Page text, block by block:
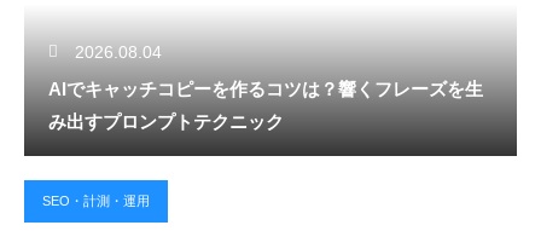
2026.08.04
AIでキャッチコピーを作るコツは？響くフレーズを生
み出すプロンプトテクニック
SEO・計測・運用